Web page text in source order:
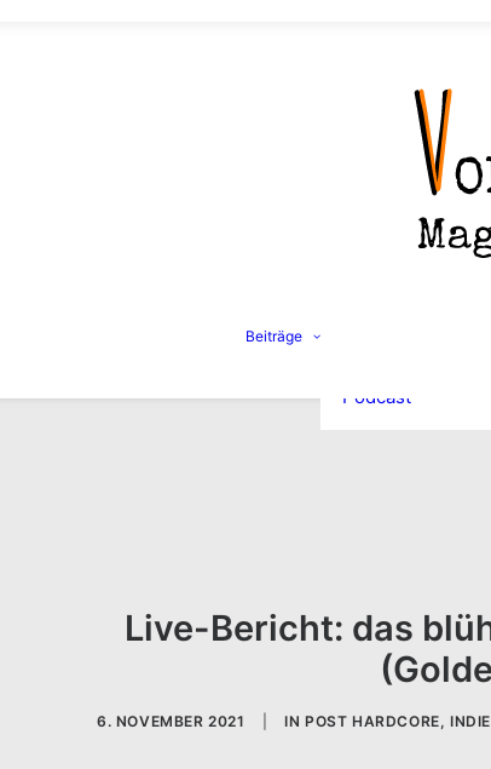
Beiträge
Podcast
Live-Bericht: das
6. NOVEMBER 2021 IN POST HARDCORE,